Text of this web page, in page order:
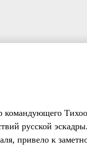
русской
привело к